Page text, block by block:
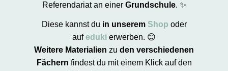
Referendariat an einer Grundschule. ✨
Diese kannst du in unserem Shop oder
aufeduki erwerben. 😊
Weitere Materialien zu den verschiedenen
Fächern findest du mit einem Klick auf den